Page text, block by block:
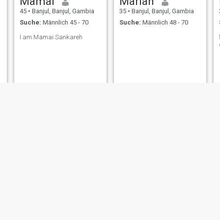
45 • Banjul, Banjul, Gambia
Suche: Männlich 45 - 70
I am Mamai Sankareh
35 • Banjul, Banjul, Gambia
Suche: Männlich 48 - 70